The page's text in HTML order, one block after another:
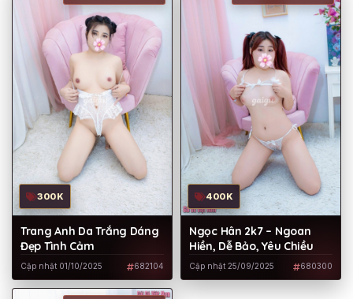
300K
Trang Anh Da Trắng Dáng
Đẹp Tình Cảm
Cập nhật 01/10/2025 682104
400K
Ngọc Hân 2k7 – Ngoan
Hiền, Dễ Bảo, Yêu Chiều
Cập nhật 25/09/2025 680300